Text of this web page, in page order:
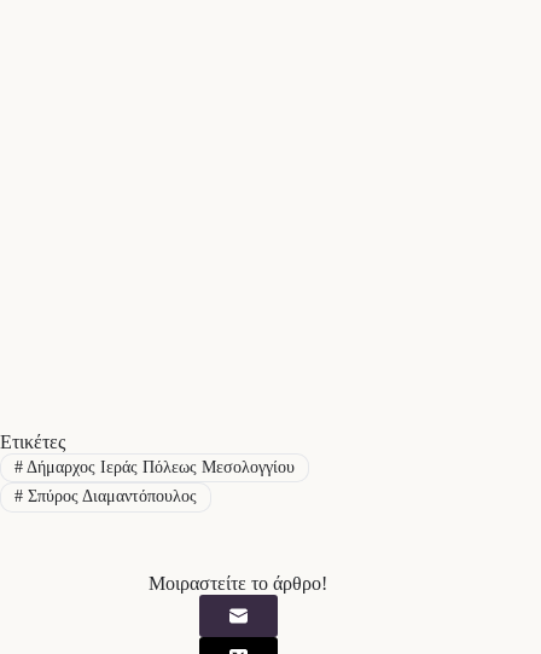
Ετικέτες
#Δήμαρχος Ιεράς Πόλεως Μεσολογγίου
#Σπύρος Διαμαντόπουλος
Μοιραστείτε το άρθρο!